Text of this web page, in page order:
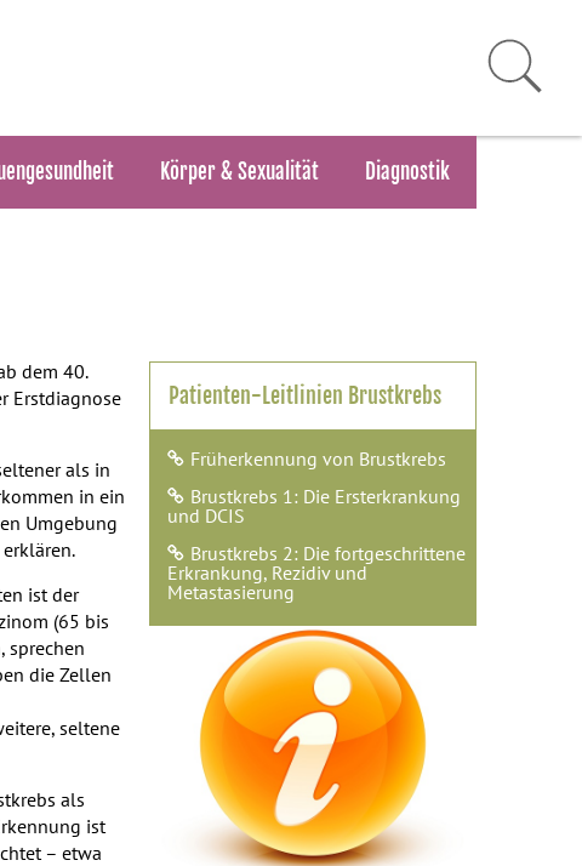
Körper & Sexualität Diagnostik
Patienten-Leitlinien Brustkrebs
Früherkennung von Brustkrebs
Brustkrebs 1: Die Ersterkrankung
und DCIS
Brustkrebs 2: Die fortgeschrittene
Erkrankung, Rezidiv und
Metastasierung
dem 40.
Erstdiagnose
als in
in ein
Umgebung
ist der
(65 bis
sprechen
die Zellen
seltene
als
ist
– etwa